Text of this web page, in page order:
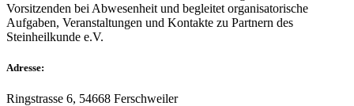
Vorsitzenden bei Abwesenheit und begleitet organisatorische
Aufgaben, Veranstaltungen und Kontakte zu Partnern des
Steinheilkunde e.V.
Adresse:
Ringstrasse 6, 54668 Ferschweiler